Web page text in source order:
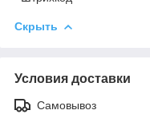
Скрыть
Условия доставки
Самовывоз